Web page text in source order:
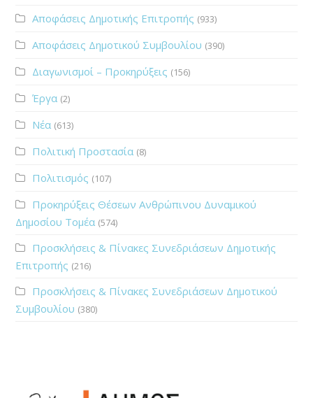
Αποφάσεις Δημοτικής Επιτροπής (933)
Αποφάσεις Δημοτικού Συμβουλίου (390)
Διαγωνισμοί – Προκηρύξεις (156)
Έργα (2)
Νέα (613)
Πολιτική Προστασία (8)
Πολιτισμός (107)
Προκηρύξεις Θέσεων Ανθρώπινου Δυναμικού
Δημοσίου Τομέα (574)
Προσκλήσεις & Πίνακες Συνεδριάσεων Δημοτικής
Επιτροπής (216)
Προσκλήσεις & Πίνακες Συνεδριάσεων Δημοτικού
Συμβουλίου (380)